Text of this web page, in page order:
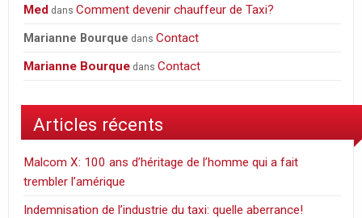
Med dansComment devenir chauffeur de Taxi?
Marianne Bourque dansContact
Marianne Bourque dansContact
Articles récents
Malcom X: 100 ans d’héritage de l’homme qui a fait
trembler l’amérique
Indemnisation de l’industrie du taxi: quelle aberrance!